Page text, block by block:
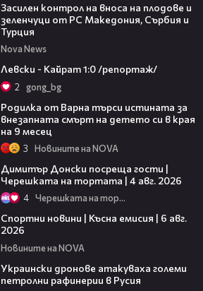
Засилен контрол на вноса на плодове и
зеленчуци от РС Македония, Сърбия и
Турция
Nova News
Левски - Кайрат 1:0 /репортаж/
2 gong_bg
Родилка от Варна търси истината за
внезапната смърт на детето си в края
на 9 месец
3 Новините на NOVA
Димитър Донски посреща гости |
Черешката на тортата | 4 авг. 2026
4 Черешката на тортата
Спортни новини | Късна емисия | 6 авг.
2026
Новините на NOVA
Украински дронове атакуваха големи
петролни рафинерии в Русия